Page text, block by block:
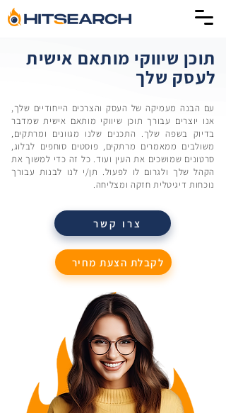
תוכן שיווקי מותאם אישית
לעסק שלך
עם הבנה מעמיקה של העסק והצרכים הייחודיים שלך,
אנו יוצרים עבורך תוכן שיווקי מותאם אישית שמדבר
בדיוק בשפה שלך. התכנים שלנו מגוונים ומרתקים,
משולבים ממאמרים מרתקים, פוסטים סוחפים לבלוג,
סרטונים שמושכים את העין ועוד. כל זה כדי למשוך את
הקהל שלך ולגרום לו לפעול. תן/י לנו לבנות עבורך
נוכחות דיגיטלית חזקה ומצליחה.
צרו קשר
לקבלת הצעת מחיר